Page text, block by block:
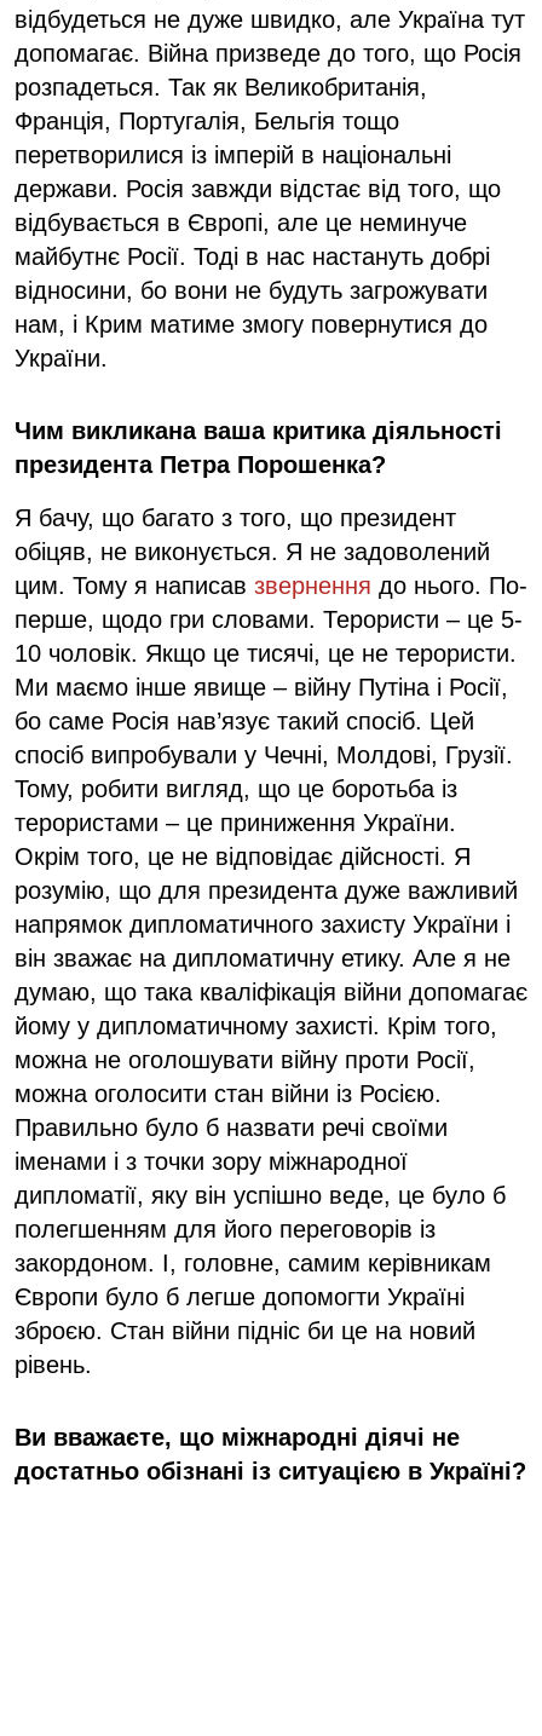
відбудеться не дуже швидко, але Україна тут
допомагає. Війна призведе до того, що Росія
розпадеться. Так як Великобританія,
Франція, Португалія, Бельгія тощо
перетворилися із імперій в національні
держави. Росія завжди відстає від того, що
відбувається в Європі, але це неминуче
майбутнє Росії. Тоді в нас настануть добрі
відносини, бо вони не будуть загрожувати
нам, і Крим матиме змогу повернутися до
України.
Чим викликана ваша критика діяльності
президента Петра Порошенка?
Я бачу, що багато з того, що президент
обіцяв, не виконується. Я не задоволений
цим. Тому я написав звернення до нього. По-
перше, щодо гри словами. Терористи – це 5-
10 чоловік. Якщо це тисячі, це не терористи.
Ми маємо інше явище – війну Путіна і Росії,
бо саме Росія нав’язує такий спосіб. Цей
спосіб випробували у Чечні, Молдові, Грузії.
Тому, робити вигляд, що це боротьба із
терористами – це приниження України.
Окрім того, це не відповідає дійсності. Я
розумію, що для президента дуже важливий
напрямок дипломатичного захисту України і
він зважає на дипломатичну етику. Але я не
думаю, що така кваліфікація війни допомагає
йому у дипломатичному захисті. Крім того,
можна не оголошувати війну проти Росії,
можна оголосити стан війни із Росією.
Правильно було б назвати речі своїми
іменами і з точки зору міжнародної
дипломатії, яку він успішно веде, це було б
полегшенням для його переговорів із
закордоном. І, головне, самим керівникам
Європи було б легше допомогти Україні
зброєю. Стан війни підніс би це на новий
рівень.
Ви вважаєте, що міжнародні діячі не
достатньо обізнані із ситуацією в Україні?